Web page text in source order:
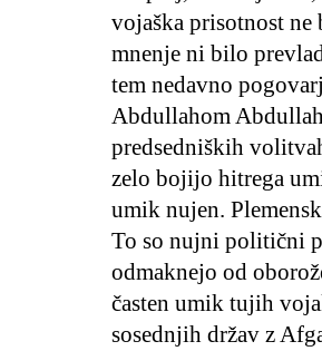
vojaška prisotnost ne
mnenje ni bilo
tem nedavno
Abdullahom
predsedniških
zelo bojijo hitrega
umik nujen.
To so nujni politični
odmaknejo od
časten umik tujih
sosednjih držav z